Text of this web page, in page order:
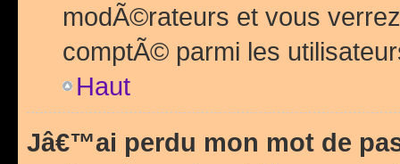
modÃ©rateurs et vous
comptÃ© parmi les
Haut
Jâ€™ai perdu mon mot de